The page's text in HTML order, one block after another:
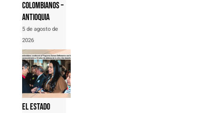
colombianos –
Antioquia
5 de agosto de
2026
El Estado